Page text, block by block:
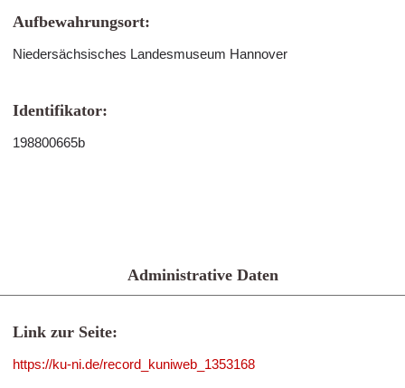
Aufbewahrungsort:
Niedersächsisches Landesmuseum Hannover
Identifikator:
198800665b
Administrative Daten
Link zur Seite:
https://ku-ni.de/record_kuniweb_1353168